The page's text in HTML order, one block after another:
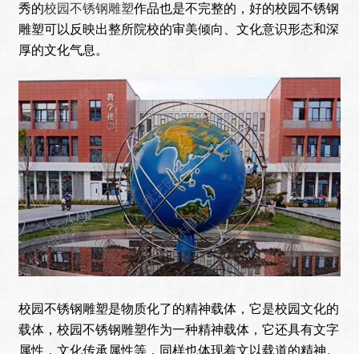
秀的校园不锈钢雕塑作品也是不完整的，好的校园不锈钢
雕塑可以反映出整所院校的审美倾向、文化意识形态和深
厚的文化气息。
校园不锈钢雕塑是物质化了的精神载体，它是校园文化的
载体，校园不锈钢雕塑作为一种精神载体，它还具有文字
属性，文化传承属性等，同样也体现着文以载道的精神。